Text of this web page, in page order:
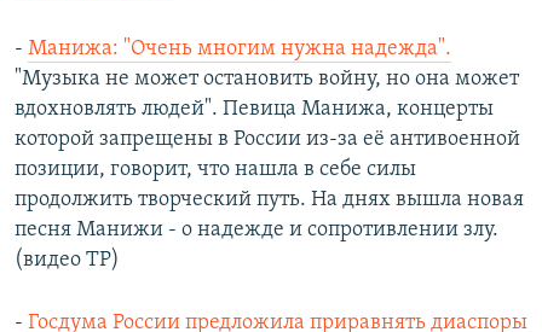
- Манижа: "Очень многим нужна надежда".
"Музыка не может остановить войну, но она может
вдохновлять людей". Певица Манижа, концерты
которой запрещены в России из-за её антивоенной
позиции, говорит, что нашла в себе силы
продолжить творческий путь. На днях вышла новая
песня Манижи - о надежде и сопротивлении злу.
(видео ТР)
- Госдума России предложила приравнять диаспоры